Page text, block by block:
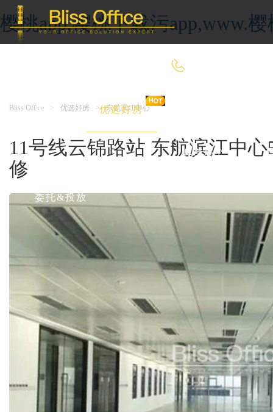
樱桃app,樱桃下载污app,www.
首 页 优选好房
共享办公
委托&投放
Bliss Office > 优选好房 > 东航滨江中心
11号线云锦路站 东航滨江中
修